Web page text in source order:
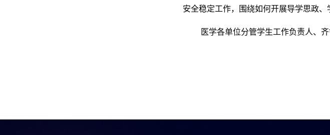
安全稳定工作，围绕如何开展导学思政、
医学各单位分管学生工作负责人、